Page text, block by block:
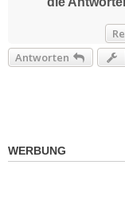
Antworten
WERBUNG